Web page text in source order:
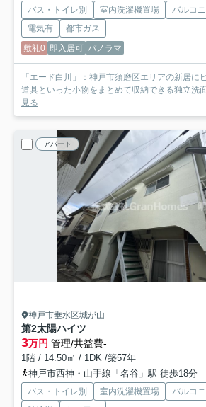
バス・トイレ別 室内洗濯機置場 バルコ
電気有
都市ガス
敷礼0 即入居可 パノラマ
「エード白川」：神戸市須磨区エリアの新居に
道具といった小物をまとめて収納できる独立洗
見る
アパート
神戸市垂水区城が山
第2太陽ハイツ
3万円 管理/共益費-
1階 / 14.50㎡ / 1DK /築57年
神戸市西神・山手線「名谷」駅 徒歩18分
バス・トイレ別 室内洗濯機置場 バルコ